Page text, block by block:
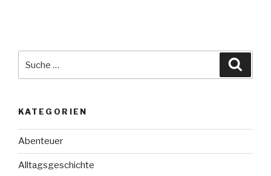
nach:
KATEGORIEN
Abenteuer
Alltagsgeschichte